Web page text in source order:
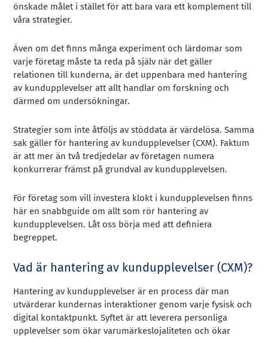
önskade målet i stället för att bara vara ett komplement till
våra strategier.
Även om det finns många experiment och lärdomar som
varje företag måste ta reda på själv när det gäller
relationen till kunderna, är det uppenbara med hantering
av kundupplevelser att allt handlar om forskning och
därmed om undersökningar.
Strategier som inte åtföljs av stöddata är värdelösa. Samma
sak gäller för hantering av kundupplevelser (CXM). Faktum
är att mer än två tredjedelar av företagen numera
konkurrerar främst på grundval av kundupplevelsen.
För företag som vill investera klokt i kundupplevelsen finns
här en snabbguide om allt som rör hantering av
kundupplevelsen. Låt oss börja med att definiera
begreppet.
Vad är hantering av kundupplevelser (CXM)?
Hantering av kundupplevelser är en process där man
utvärderar kundernas interaktioner genom varje fysisk och
digital kontaktpunkt. Syftet är att leverera personliga
upplevelser som ökar varumärkeslojaliteten och ökar